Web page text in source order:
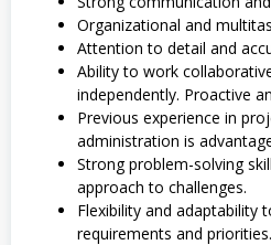
Organizational and
Attention to detail and
Ability to work
independently. Proactive
Previous experience in
administration is
Strong problem-solving
approach to challenges.
Flexibility and adaptability
requirements and priorities.